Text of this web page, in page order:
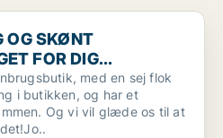
FÆLLESSKAB NOGET FOR
OG SKØNT
FOR DIG...
med en sej flok
i butikken, og har et
Og vi vil glæde os til at